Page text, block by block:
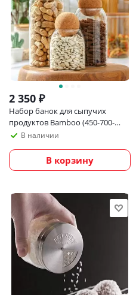
2 350 ₽
Набор банок для сыпучих
продуктов Bamboo (450-700-
1000 мл)
В наличии
В корзину